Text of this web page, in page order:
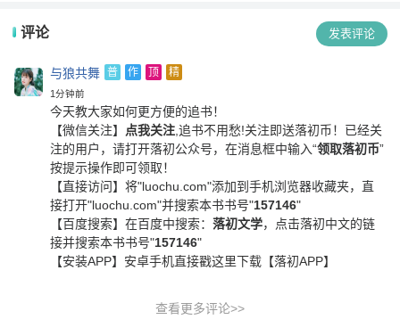
评论 发表评论
与狼共舞 普 作 顶 精
1分钟前
今天教大家如何更方便的追书！
【微信关注】 点我关注,追书不用愁!关注即送落初币！ 已经关
注的用户，请打开落初公众号，在消息框中输入“领取落初币”
按提示操作即可领取！
【直接访问】 将"luochu.com"添加到手机浏览器收藏夹，直
接打开"luochu.com"并搜索本书书号"157146"
【百度搜索】 在百度中搜索： 落初文学，点击落初中文的链
接并搜索本书书号"157146"
【安装APP】 安卓手机直接戳这里下载【落初APP】
查看更多评论>>